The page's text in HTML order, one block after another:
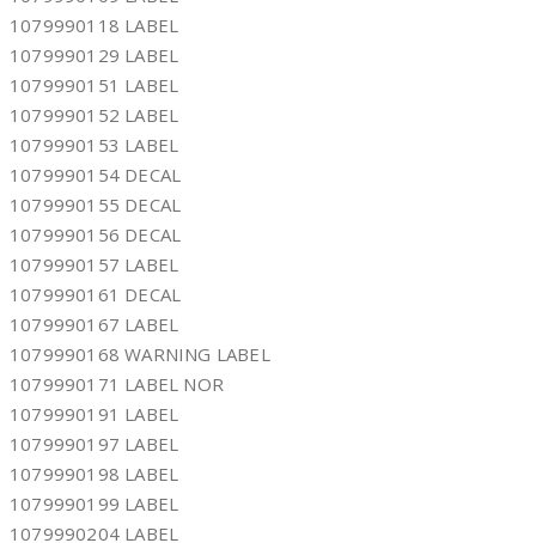
1079990118 LABEL
1079990129 LABEL
1079990151 LABEL
1079990152 LABEL
1079990153 LABEL
1079990154 DECAL
1079990155 DECAL
1079990156 DECAL
1079990157 LABEL
1079990161 DECAL
1079990167 LABEL
1079990168 WARNING LABEL
1079990171 LABEL NOR
1079990191 LABEL
1079990197 LABEL
1079990198 LABEL
1079990199 LABEL
1079990204 LABEL